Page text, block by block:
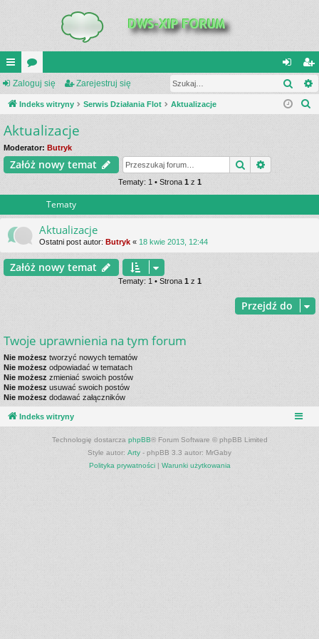
UI
C
K
_L
IN
or
a
al
og
ar
ej
Zaloguj się Zarejestruj się
Indeks witryny Serwis Działania Flot Aktualizacje
Aktualizacje
Moderator: Butryk
Załóż nowy temat Szukaj
Tematy: 1 • Strona 1 z 1
Tematy
Aktualizacje
Ostatni post autor: Butryk « 18 kwie 2013, 12:44
Załóż nowy temat
Tematy: 1 • Strona 1z 1
Przejdź do
Twoje uprawnienia na tym forum
Nie możesz tworzyć nowych tematów
Nie możesz odpowiadać w tematach
Nie możesz zmieniać swoich postów
Nie możesz usuwać swoich postów
Nie możesz dodawać załączników
Indeks witryny
Technologię dostarcza phpBB® Forum Software © phpBB Limited
Style autor: Arty - phpBB 3.3 autor: MrGaby
Polityka prywatności| Warunki użytkowania